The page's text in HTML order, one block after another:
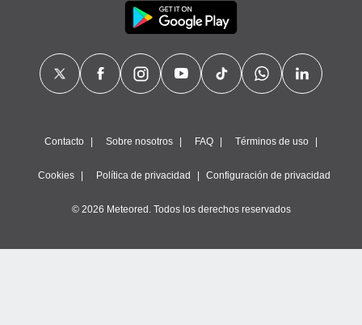
Contacto Sobre nosotros FAQ Términos de uso
Cookies Política de privacidad Configuración de privacidad
© 2026 Meteored. Todos los derechos reservados